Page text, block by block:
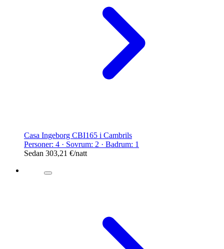
Casa Ingeborg CBI165 i Cambrils
Personer: 4 · Sovrum: 2 · Badrum: 1
Sedan 303,21 €/natt